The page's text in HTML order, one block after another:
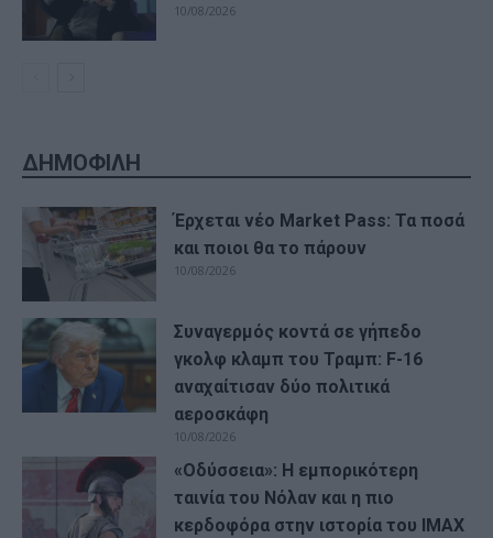
10/08/2026
ΔΗΜΟΦΙΛΗ
Έρχεται νέο Market Pass: Τα ποσά
και ποιοι θα το πάρουν
10/08/2026
Συναγερμός κοντά σε γήπεδο
γκολφ κλαμπ του Τραμπ: F-16
αναχαίτισαν δύο πολιτικά
αεροσκάφη
10/08/2026
«Οδύσσεια»: Η εμπορικότερη
ταινία του Νόλαν και η πιο
κερδοφόρα στην ιστορία του IMAX